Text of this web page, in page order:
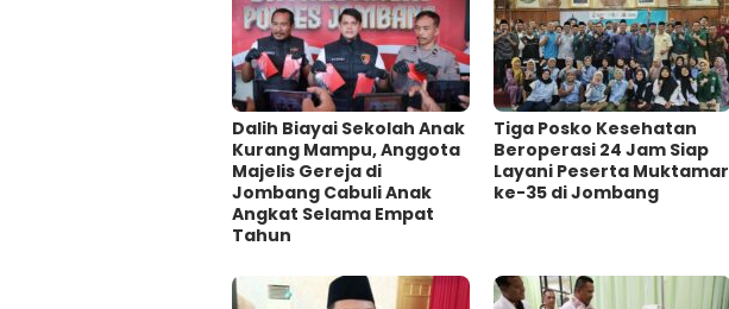
Dalih Biayai Sekolah Anak
Kurang Mampu, Anggota
Majelis Gereja di
Jombang Cabuli Anak
Angkat Selama Empat
Tahun
Tiga Posko Kesehatan
Beroperasi 24 Jam Siap
Layani Peserta Muktamar
ke-35 di Jombang